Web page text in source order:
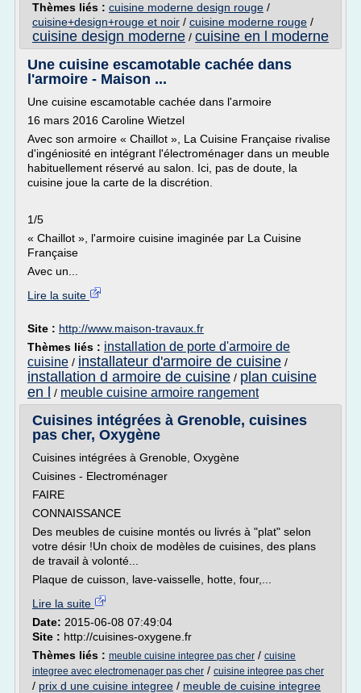
Thèmes liés : cuisine moderne design rouge /
cuisine+design+rouge et noir / cuisine moderne rouge /
cuisine design moderne / cuisine en l moderne
Une cuisine escamotable cachée dans
l'armoire - Maison ...
Une cuisine escamotable cachée dans l'armoire
16 mars 2016 Caroline Wietzel
Avec son armoire « Chaillot », La Cuisine Française rivalise
d'ingéniosité en intégrant l'électroménager dans un meuble
habituellement réservé au salon. Ici, pas de doute, la
cuisine joue la carte de la discrétion.
1/5
« Chaillot », l'armoire cuisine imaginée par La Cuisine
Française
Avec un...
Lire la suite
Site : http://www.maison-travaux.fr
Thèmes liés : installation de porte d'armoire de
cuisine / installateur d'armoire de cuisine /
installation d armoire de cuisine / plan cuisine
en l
/ meuble cuisine armoire rangement
Cuisines intégrées à Grenoble, cuisines
pas cher, Oxygène
Cuisines intégrées à Grenoble, Oxygène
Cuisines - Electroménager
FAIRE
CONNAISSANCE
Des meubles de cuisine montés ou livrés à "plat" selon
votre désir !Un choix de modèles de cuisines, des plans
de travail à volonté...
Plaque de cuisson, lave-vaisselle, hotte, four,...
Lire la suite
Date: 2015-06-08 07:49:04
Site : http://cuisines-oxygene.fr
Thèmes liés : meuble cuisine integree pas cher / cuisine
integree avec electromenager pas cher / cuisine integree pas cher
/ prix d une cuisine integree / meuble de cuisine integree